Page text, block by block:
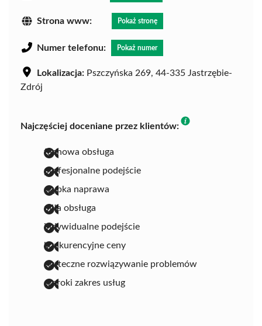
Strona www: Pokaż stronę
Numer telefonu: Pokaż numer
Lokalizacja: Pszczyńska 269, 44-335 Jastrzębie-
Zdrój
Najczęściej doceniane przez klientów:
fachowa obsługa
profesjonalne podejście
szybka naprawa
miła obsługa
indywidualne podejście
konkurencyjne ceny
skuteczne rozwiązywanie problemów
szeroki zakres usług